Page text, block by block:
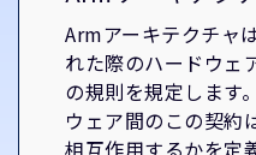
Armアーキテクチャ
れた際のハードウェ
の規則を規定します
ウェア間のこの契約
相互作用するかを定